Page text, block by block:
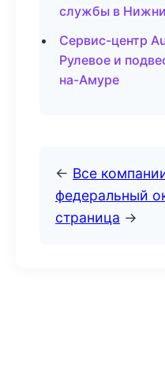
службы в
Сервис-центр
Рулевое и
на-Амуре
← Все
федеральный
страница →